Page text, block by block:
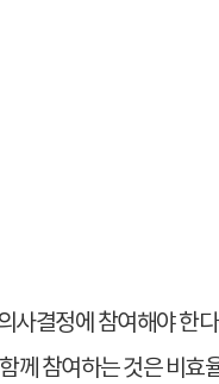
사결정에 참여해야 한
께 참여하는 것은 비효